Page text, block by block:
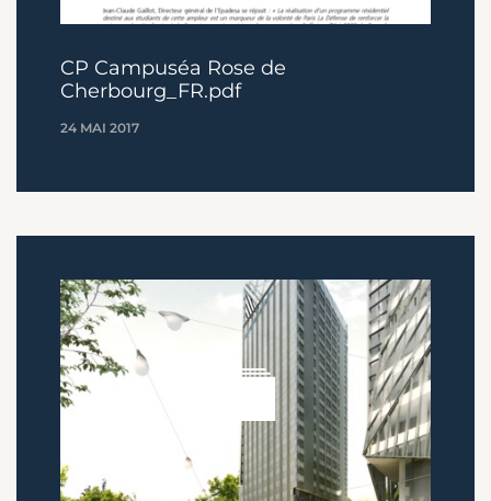
CP Campuséa Rose de
Cherbourg_FR.pdf
24 MAI 2017